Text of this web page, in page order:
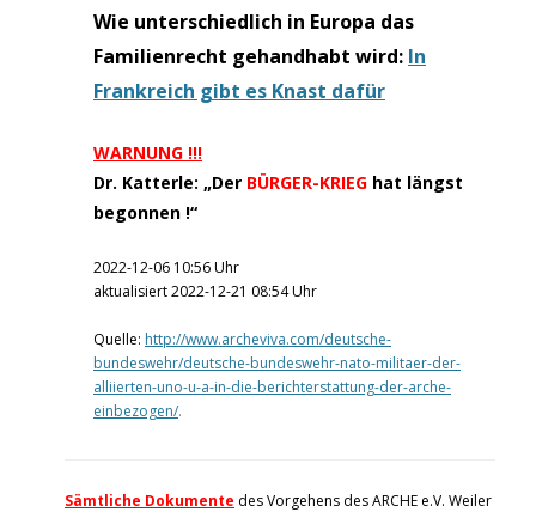
Wie unterschiedlich in Europa das
Familienrecht gehandhabt wird: In
Frankreich gibt es Knast dafür
WARNUNG !!!
Dr. Katterle: „Der BÜRGER-KRIEG hat längst
begonnen !“
2022-12-06 10:56 Uhr
aktualisiert 2022-12-21 08:54 Uhr
Quelle: http://www.archeviva.com/deutsche-
bundeswehr/deutsche-bundeswehr-nato-militaer-der-
alliierten-uno-u-a-in-die-berichterstattung-der-arche-
einbezogen/.
Sämtliche Dokumente des Vorgehens des ARCHE e.V. Weiler